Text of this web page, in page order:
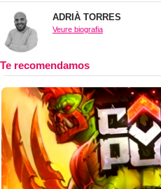
ADRIÀ TORRES
Veure biografia